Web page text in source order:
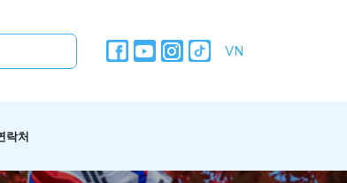
VN
락처